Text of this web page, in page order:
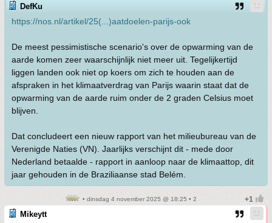
DefKu
https://nos.nl/artikel/25(...)aatdoelen-parijs-ook
De meest pessimistische scenario's over de opwarming van de
aarde komen zeer waarschijnlijk niet meer uit. Tegelijkertijd
liggen landen ook niet op koers om zich te houden aan de
afspraken in het klimaatverdrag van Parijs waarin staat dat de
opwarming van de aarde ruim onder de 2 graden Celsius moet
blijven.
Dat concludeert een nieuw rapport van het milieubureau van de
Verenigde Naties (VN). Jaarlijks verschijnt dit - mede door
Nederland betaalde - rapport in aanloop naar de klimaattop, dit
jaar gehouden in de Braziliaanse stad Belém.
• dinsdag 4 november 2025 @ 18:25 • 2
Mikeytt